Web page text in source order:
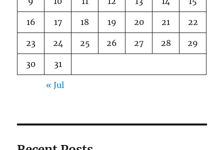
16 17 18 19 20 21 22
23 24 25 26 27 28 29
30 31
« Jul